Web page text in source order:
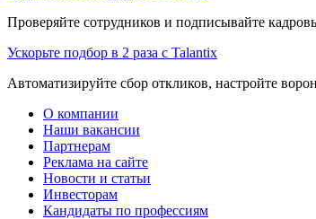
Проверяйте сотрудников и подписывайте
Ускорьте подбор в 2 раза с Talantix
Автоматизируйте сбор откликов, настройте
О компании
Наши вакансии
Партнерам
Реклама на сайте
Новости и статьи
Инвесторам
Кандидаты по профессиям